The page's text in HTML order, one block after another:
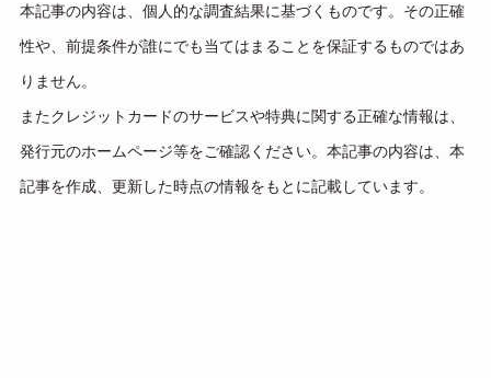
本記事の内容は、個人的な調査結果に基づくものです。その正確
性や、前提条件が誰にでも当てはまることを保証するものではあ
りません。
またクレジットカードのサービスや特典に関する正確な情報は、
発行元のホームページ等をご確認ください。本記事の内容は、本
記事を作成、更新した時点の情報をもとに記載しています。